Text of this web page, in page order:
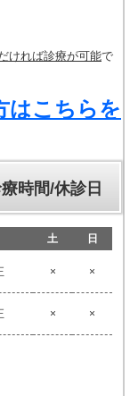
ければ診療が可能で
はこちらを
時間/休診日
土
日
× ×
× ×